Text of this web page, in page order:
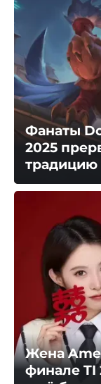
Фанаты
2025
традицию
Жена Ame
финале TI